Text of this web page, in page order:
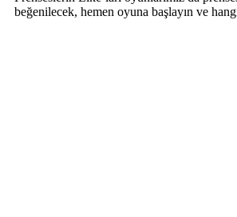
beğenilecek, hemen oyuna başlayın ve